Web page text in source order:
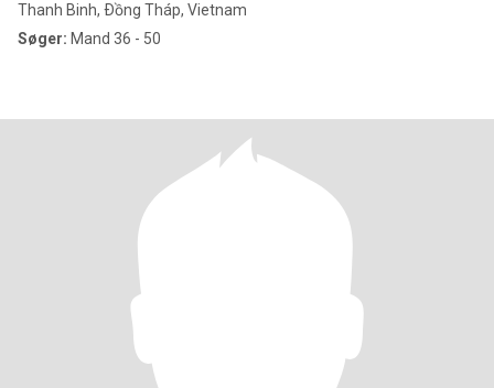
Thanh Binh, Ðồng Tháp, Vietnam
Søger: Mand 36 - 50